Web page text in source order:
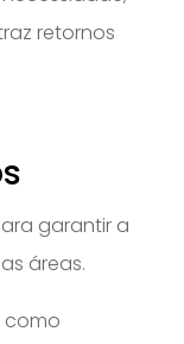
retornos
garantir a
áreas.
como